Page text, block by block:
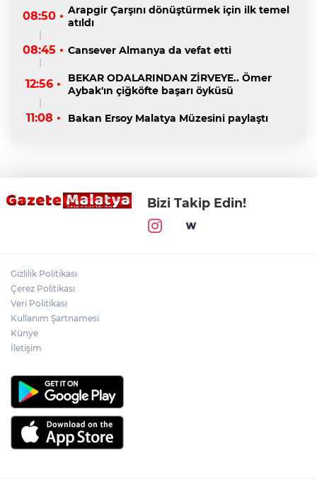
08:50 • Arapgir Çarşını dönüştürmek için ilk temel
atıldı
08:45 • Cansever Almanya da vefat etti
12:56 •
BEKAR ODALARINDAN ZİRVEYE.. Ömer
Aybak'ın çiğköfte başarı öyküsü
11:08 • Bakan Ersoy Malatya Müzesini paylaştı
Bizi Takip Edin!
Gizlilik Politikası
Çerez Politikası
Veri Politikası
Kullanım Şartnamesi
Künye
İletişim